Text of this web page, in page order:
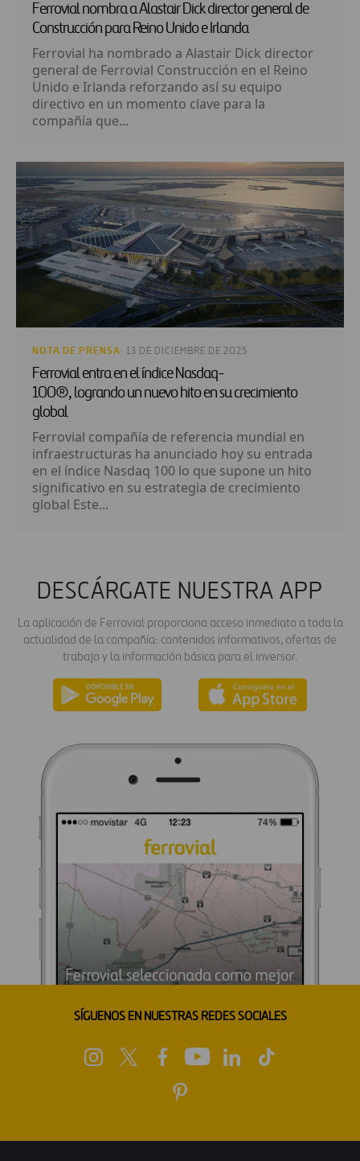
Ferrovial nombra a Alastair Dick director general de
Construcción para Reino Unido e Irlanda
Ferrovial ha nombrado a Alastair Dick director
general de Ferrovial Construcción en el Reino
Unido e Irlanda reforzando así su equipo
directivo en un momento clave para la
compañía que...
NOTA DE PRENSA· 13 DE DICIEMBRE DE 2025
Ferrovial entra en el índice Nasdaq-
100®, logrando un nuevo hito en su crecimiento
global
Ferrovial compañía de referencia mundial en
infraestructuras ha anunciado hoy su entrada
en el índice Nasdaq 100 lo que supone un hito
significativo en su estrategia de crecimiento
global Este...
DESCÁRGATE NUESTRA APP
La aplicación de Ferrovial proporciona acceso inmediato a toda la
actualidad de la compañía: contenidos informativos, ofertas de
trabajo y la información básica para el inversor.
SÍGUENOS EN NUESTRAS REDES SOCIALES